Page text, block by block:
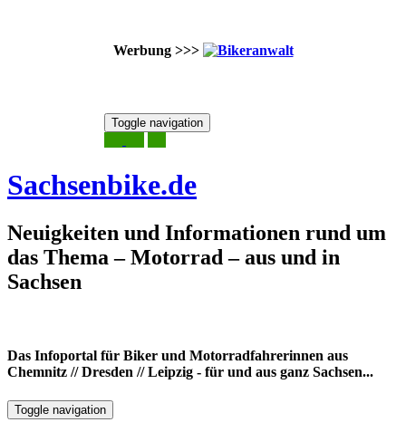
Werbung >>>
Toggle navigation
Sachsenbike.de
Neuigkeiten und Informationen rund um
das Thema – Motorrad – aus und in
Sachsen
Das Infoportal für Biker und Motorradfahrerinnen aus
Chemnitz // Dresden // Leipzig - für und aus ganz Sachsen...
Toggle navigation